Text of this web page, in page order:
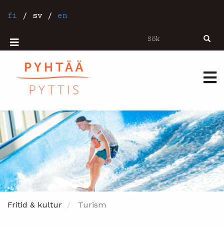
tillfi / sv / en
Sök Sök
Mobiilivalikko
Fritid & kultur Turism